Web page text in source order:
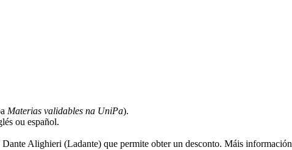
Materias validables na UniPa).
ou español.
Alighieri (Ladante) que permite obter un desconto. Máis información